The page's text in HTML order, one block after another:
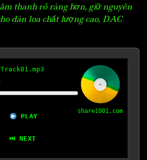
thanh rõ ràng hơn, giữ nguyên
dàn loa chất lượng cao, DAC
Track01.mp3
PLAY
⏭ NEXT
share1001.com